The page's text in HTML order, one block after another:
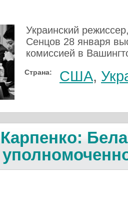
Украинский
Сенцов 28 января
комиссией в
Страна: США,